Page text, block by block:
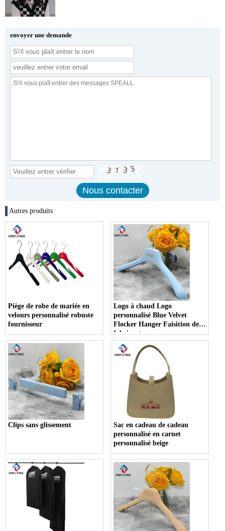
envoyer une demande
Autres produits
Piège de robe de mariée en
velours personnalisé robuste
fournisseur
Logo à chaud Logo
personnalisé Blue Velvet
Flocker Hanger Faisition de
fabricant
Clips sans glissement
Sac en cadeau de cadeau
personnalisé en carnet
personnalisé beige